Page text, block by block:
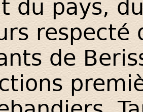
du pays,
respecté
de